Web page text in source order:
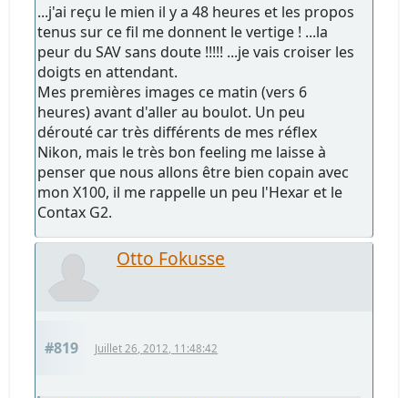
...j'ai reçu le mien il y a 48 heures et les propos
tenus sur ce fil me donnent le vertige ! ...la
peur du SAV sans doute !!!!! ...je vais croiser les
doigts en attendant.
Mes premières images ce matin (vers 6
heures) avant d'aller au boulot. Un peu
dérouté car très différents de mes réflex
Nikon, mais le très bon feeling me laisse à
penser que nous allons être bien copain avec
mon X100, il me rappelle un peu l'Hexar et le
Contax G2.
Otto Fokusse
#819 Juillet 26, 2012, 11:48:42